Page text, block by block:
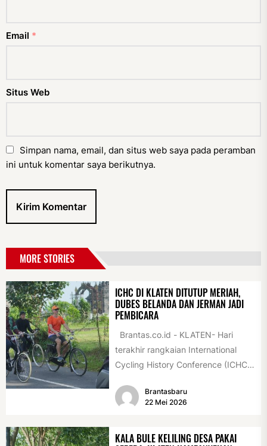
Email *
Situs Web
Simpan nama, email, dan situs web saya pada peramban
ini untuk komentar saya berikutnya.
MORE STORIES
ICHC DI KLATEN DITUTUP MERIAH,
DUBES BELANDA DAN JERMAN JADI
PEMBICARA
Brantas.co.id - KLATEN- Hari
terakhir rangkaian International
Cycling History Conference (ICHC)
istimewa. Sejumlah tokoh
internasional...
Brantasbaru
22 Mei 2026
KALA BULE KELILING DESA PAKAI